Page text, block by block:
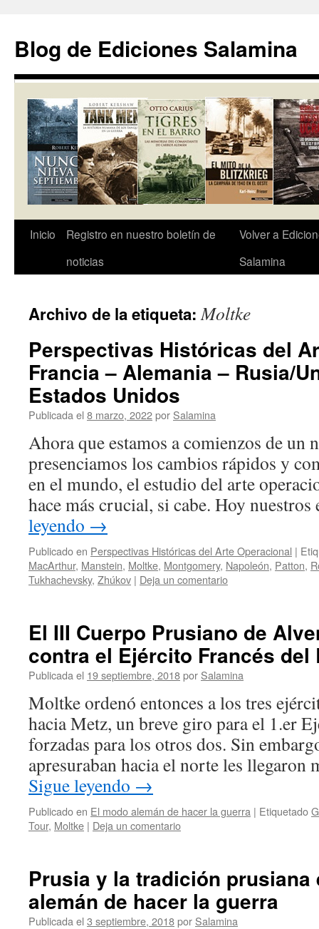
contenido
Blog de Ediciones Salamina
Inicio
Registro en nuestro boletín de
noticias
Volver a
Salamina
Archivo de la etiqueta:Moltke
Perspectivas Históricas del
Francia – Alemania – Rusia/
Estados Unidos
Publicada el 8 marzo, 2022por Salamina
Ahora que estamos a comienzos de un
presenciamos los cambios rápidos y
en el mundo, el estudio del arte
hace más crucial, si cabe. Hoy
leyendo →
Publicado en Perspectivas Históricas del Arte Operacional |
MacArthur, Manstein, Moltke, Montgomery, Napoleón, Patton,
Tukhachevsky, Zhúkov | Deja un comentario
El III Cuerpo Prusiano de
contra el Ejército Francés del
Publicada el 19 septiembre, 2018por Salamina
Moltke ordenó entonces a los tres
hacia Metz, un breve giro para el 1.er
forzadas para los otros dos. Sin
apresuraban hacia el norte les
Sigue leyendo →
Publicado en El modo alemán de hacer la guerra | Etiquetado
Tour, Moltke | Deja un comentario
Prusia y la tradición prusiana
alemán de hacer la guerra
Publicada el 3 septiembre, 2018por Salamina